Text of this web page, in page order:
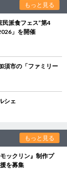
もっと見る
派食フェス”第4
」を開催
須市の「ファミリー
シェ
もっと見る
ックリン』制作プ
を募集